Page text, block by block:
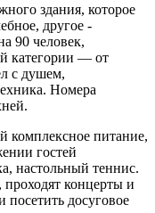
здания, которое
другое -
90 человек,
категории — от
с душем,
Номера
комплексное питание,
гостей
настольный теннис.
концерты и
посетить досуговое